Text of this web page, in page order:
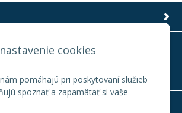
cookies
pomáhajú pri poskytovaní služieb
spoznať a zapamätať si vaše